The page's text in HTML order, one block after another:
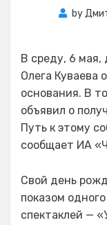
by
В среду, 6 мая,
Олега Куваева
основания. В
объявил о
Путь к этому
сообщает ИА
Свой день
показом
спектаклей —